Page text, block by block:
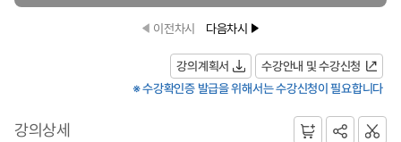
이전차시 다음차시
강의계획서
수강안내 및 수강신청
※ 수강확인증 발급을 위해서는 수강신청이 필요합니다
강의상세